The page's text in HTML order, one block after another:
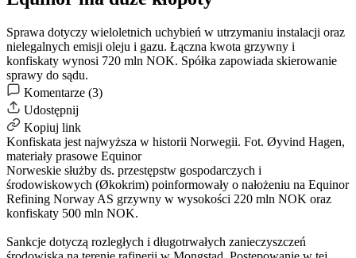
Sprawa dotyczy wieloletnich uchybień w utrzymaniu instalacji oraz
nielegalnych emisji oleju i gazu. Łączna kwota grzywny i
konfiskaty wynosi 720 mln NOK. Spółka zapowiada skierowanie
sprawy do sądu.
Komentarze (3)
Udostępnij
Kopiuj link
Konfiskata jest najwyższa w historii Norwegii. Fot. Øyvind Hagen,
materiały prasowe Equinor
Norweskie służby ds. przestępstw gospodarczych i
środowiskowych (Økokrim) poinformowały o nałożeniu na Equinor
Refining Norway AS grzywny w wysokości 220 mln NOK oraz
konfiskaty 500 mln NOK.
Sankcje dotyczą rozległych i długotrwałych zanieczyszczeń